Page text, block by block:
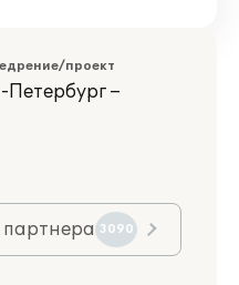
проект
–
3090